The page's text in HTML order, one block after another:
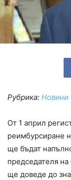
Рубрика: Новини
От 1 април
реимбурсиране
ще бъдат
председателя
ще доведе до